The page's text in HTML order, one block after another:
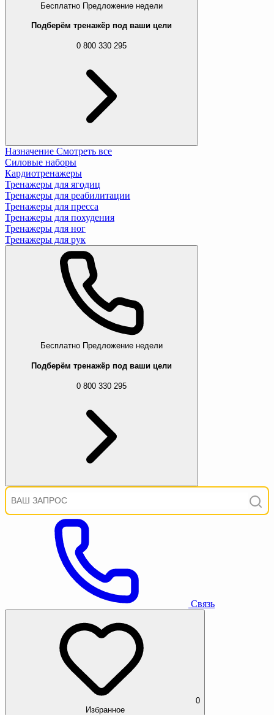
Бесплатно Предложение недели
Подберём тренажёр под ваши цели
0 800 330 295
Назначение Смотреть все
Силовые наборы
Кардиотренажеры
Тренажеры для ягодиц
Тренажеры для реабилитации
Тренажеры для пресса
Тренажеры для похудения
Тренажеры для ног
Тренажеры для рук
Бесплатно Предложение недели
Подберём тренажёр под ваши цели
0 800 330 295
Связь
0
Избранное